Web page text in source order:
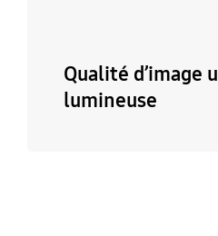
Qualité d’image
lumineuse